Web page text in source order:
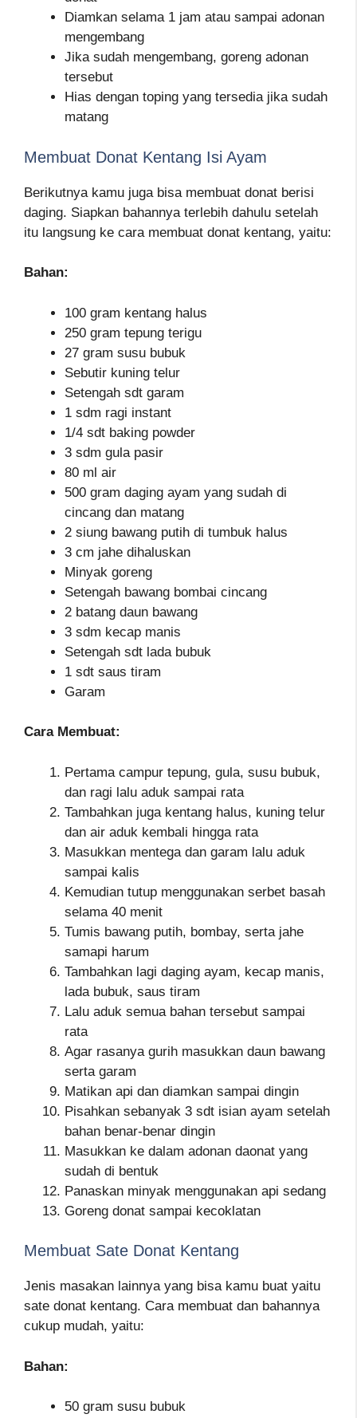
Diamkan selama 1 jam atau sampai adonan
mengembang
Jika sudah mengembang, goreng adonan
tersebut
Hias dengan toping yang tersedia jika sudah
matang
Membuat Donat Kentang Isi Ayam
Berikutnya kamu juga bisa membuat donat berisi
daging. Siapkan bahannya terlebih dahulu setelah
itu langsung ke cara membuat donat kentang, yaitu:
Bahan:
100 gram kentang halus
250 gram tepung terigu
27 gram susu bubuk
Sebutir kuning telur
Setengah sdt garam
1 sdm ragi instant
1/4 sdt baking powder
3 sdm gula pasir
80 ml air
500 gram daging ayam yang sudah di
cincang dan matang
2 siung bawang putih di tumbuk halus
3 cm jahe dihaluskan
Minyak goreng
Setengah bawang bombai cincang
2 batang daun bawang
3 sdm kecap manis
Setengah sdt lada bubuk
1 sdt saus tiram
Garam
Cara Membuat:
Pertama campur tepung, gula, susu bubuk,
dan ragi lalu aduk sampai rata
Tambahkan juga kentang halus, kuning telur
dan air aduk kembali hingga rata
Masukkan mentega dan garam lalu aduk
sampai kalis
Kemudian tutup menggunakan serbet basah
selama 40 menit
Tumis bawang putih, bombay, serta jahe
samapi harum
Tambahkan lagi daging ayam, kecap manis,
lada bubuk, saus tiram
Lalu aduk semua bahan tersebut sampai
rata
Agar rasanya gurih masukkan daun bawang
serta garam
Matikan api dan diamkan sampai dingin
Pisahkan sebanyak 3 sdt isian ayam setelah
bahan benar-benar dingin
Masukkan ke dalam adonan daonat yang
sudah di bentuk
Panaskan minyak menggunakan api sedang
Goreng donat sampai kecoklatan
Membuat Sate Donat Kentang
Jenis masakan lainnya yang bisa kamu buat yaitu
sate donat kentang. Cara membuat dan bahannya
cukup mudah, yaitu:
Bahan:
50 gram susu bubuk